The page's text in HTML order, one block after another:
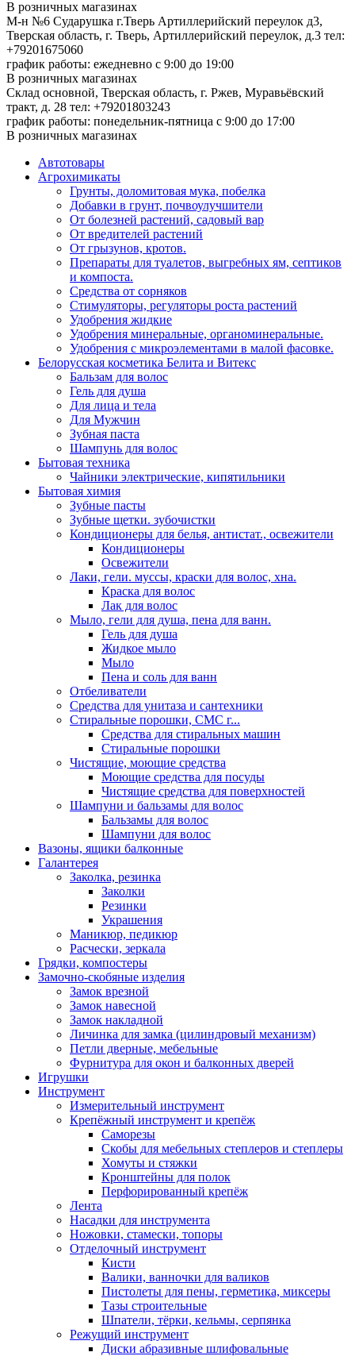
В розничных магазинах
М-н №6 Сударушка г.Тверь Артиллерийский переулок д3,
Тверская область, г. Тверь, Артиллерийский переулок, д.3 тел:
+79201675060
график работы: ежедневно с 9:00 до 19:00
В розничных магазинах
Склад основной, Тверская область, г. Ржев, Муравьёвский
тракт, д. 28 тел: +79201803243
график работы: понедельник-пятница с 9:00 до 17:00
В розничных магазинах
Автотовары
Агрохимикаты
Грунты, доломитовая мука, побелка
Добавки в грунт, почвоулучшители
От болезней растений, садовый вар
От вредителей растений
От грызунов, кротов.
Препараты для туалетов, выгребных ям, септиков
и компоста.
Средства от сорняков
Стимуляторы, регуляторы роста растений
Удобрения жидкие
Удобрения минеральные, органоминеральные.
Удобрения с микроэлементами в малой фасовке.
Белорусская косметика Белита и Витекс
Бальзам для волос
Гель для душа
Для лица и тела
Для Мужчин
Зубная паста
Шампунь для волос
Бытовая техника
Чайники электрические, кипятильники
Бытовая химия
Зубные пасты
Зубные щетки. зубочистки
Кондиционеры для белья, антистат., освежители
Кондиционеры
Освежители
Лаки, гели. муссы, краски для волос, хна.
Краска для волос
Лак для волос
Мыло, гели для душа, пена для ванн.
Гель для душа
Жидкое мыло
Мыло
Пена и соль для ванн
Отбеливатели
Средства для унитаза и сантехники
Стиральные порошки, СМС г...
Средства для стиральных машин
Стиральные порошки
Чистящие, моющие средства
Моющие средства для посуды
Чистящие средства для поверхностей
Шампуни и бальзамы для волос
Бальзамы для волос
Шампуни для волос
Вазоны, ящики балконные
Галантерея
Заколка, резинка
Заколки
Резинки
Украшения
Маникюр, педикюр
Расчески, зеркала
Грядки, компостеры
Замочно-скобяные изделия
Замок врезной
Замок навесной
Замок накладной
Личинка для замка (цилиндровый механизм)
Петли дверные, мебельные
Фурнитура для окон и балконных дверей
Игрушки
Инструмент
Измерительный инструмент
Крепёжный инструмент и крепёж
Саморезы
Скобы для мебельных степлеров и степлеры
Хомуты и стяжки
Кронштейны для полок
Перфорированный крепёж
Лента
Насадки для инструмента
Ножовки, стамески, топоры
Отделочный инструмент
Кисти
Валики, ванночки для валиков
Пистолеты для пены, герметика, миксеры
Тазы строительные
Шпатели, тёрки, кельмы, серпянка
Режущий инструмент
Диски абразивные шлифовальные